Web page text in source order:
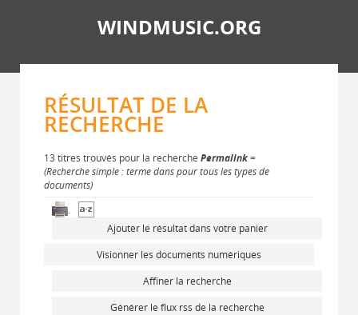
WINDMUSIC.ORG
RÉSULTAT DE LA
RECHERCHE
13 titres trouvés pour la recherche Permalink=
(Recherche simple : terme dans pour tous les types de
documents)
Ajouter le résultat dans votre panier
Visionner les documents numériques
Affiner la recherche
Générer le flux rss de la recherche